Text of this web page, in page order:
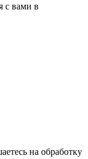
с вами в
на обработку